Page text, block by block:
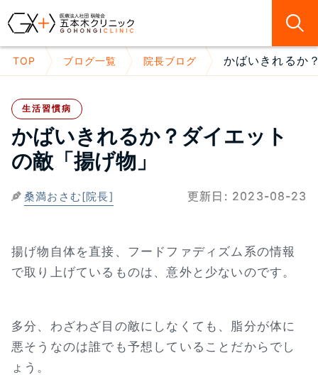
TOP ブログ一覧 院長ブログ かばいきれるか
生活習慣病
かばいきれるか？ダイエット
の敵「揚げ物」
桑満おさむ[院長] 更新日: 2023-08-23
揚げ物自体を直接、フードファディズム系の情報
で取り上げているものは、意外と少ないのです。
多分、わざわざ目の敵にしなくても、脂分が体に
悪そうなのは誰でも予想していることだからでし
ょう。